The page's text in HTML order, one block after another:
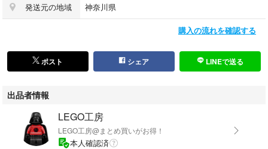
#LEGO
#LEGO工房
#レゴフレンズ
#レゴスターウォーズ
#レゴ
#知育玩具
#正規品
発送元の地域 神奈川県
購入の流れを確認する
ポスト シェア LINEで送る
出品者情報
LEGO工房
LEGO工房@まとめ買いがお得！
本人確認済